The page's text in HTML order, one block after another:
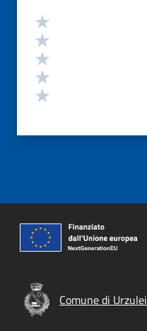
Valutazione
Comune di Urzulei